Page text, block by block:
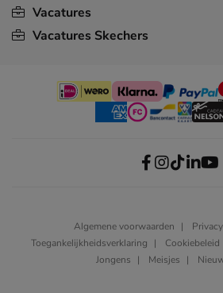
Vacatures
Vacatures Skechers
Algemene voorwaarden
Toegankelijkheidsverklaring
Cookiebeleid
Jongens
Meisjes